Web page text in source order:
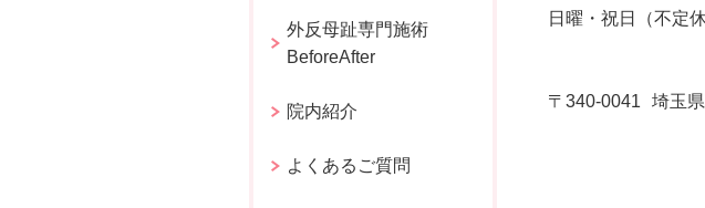
日曜・祝日（不定
〒340-0041 埼玉
外反母趾専門施術
BeforeAfter
院内紹介
よくあるご質問